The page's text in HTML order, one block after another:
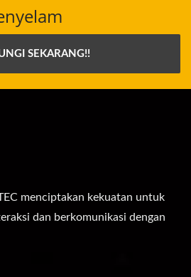
SEKARANG!!
menciptakan kekuatan untuk
dan berkomunikasi dengan